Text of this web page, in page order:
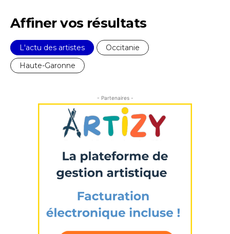
Affiner vos résultats
L'actu des artistes
Occitanie
Haute-Garonne
- Partenaires -